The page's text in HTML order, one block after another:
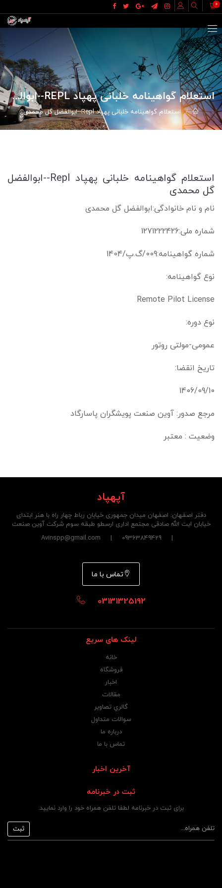
0
استعلام گواهینامه خلبانی پهپاد REPL--ابوالفضل گل محمدی
استعلام گواهینامه خلبانی پهپاد Repl--ابوالفضل گل محمدی
استعلام گواهینامه خلبانی پهپاد Repl--ابوالفضل
گل محمدی
نام و نام خانوادگی:ابوالفضل گل محمدی
شماره ملی:1271222426
شماره گواهینامه:009/گ.پ/1404
نوع گواهینامه:
Remote Pilot License
نوع دوره:
عمومی-مولتی روتور
تاریخ انقضا:
1406/09/10
مرجع صدور: آوین صنعت پویشگران پاسارگاد
وضعیت : معتبر
آپهپاد
دفتر اصفهان: اصفهان میدان جمهوری خیابان رباط چهار راه با هنر ابتدای
خیابان ایت الله صادقی مجتمع اداری ارسطو طبقه سوم شرکت آوین صنعت
| 09363849429 | Avinspp@gmail.com
تماس با ما
03131325192
لینک های سریع
خانه
فروشگاه
اخبار
مقالات
گالري تصاوير
سوالات متداول
درباره ما
تماس با ما
آخرین اخبار
ثبت در خبرنامه
برای ثبت در خبرنامه لطفا تلفن همراه خود را وارد نمایید: